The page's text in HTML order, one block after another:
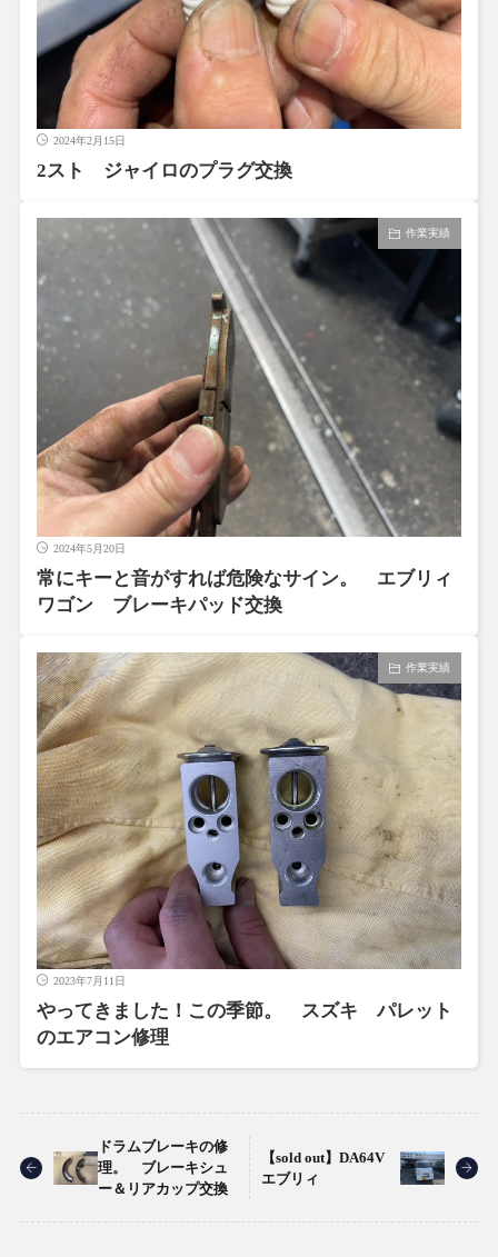
2024年2月15日
2スト ジャイロのプラグ交換
作業実績
2024年5月20日
常にキーと音がすれば危険なサイン。 エブリィ
ワゴン ブレーキパッド交換
作業実績
2023年7月11日
やってきました！この季節。 スズキ パレット
のエアコン修理
ドラムブレーキの修
理。 ブレーキシュ
ー＆リアカップ交換
【sold out】DA64V
エブリィ